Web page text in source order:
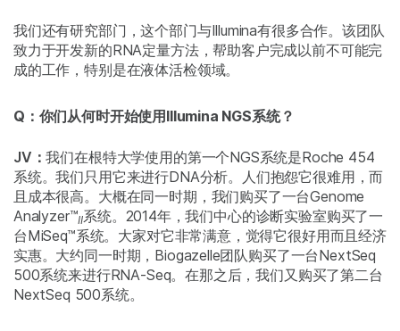
我们还有研究部门，这个部门与Illumina有很多合作。该团队
致力于开发新的RNA定量方法，帮助客户完成以前不可能完
成的工作，特别是在液体活检领域。
Q：你们从何时开始使用Illumina NGS系统？
JV：我们在根特大学使用的第一个NGS系统是Roche 454
系统。我们只用它来进行DNA分析。人们抱怨它很难用，而
且成本很高。大概在同一时期，我们购买了一台Genome
Analyzer™II系统。2014年，我们中心的诊断实验室购买了一
台MiSeq™系统。大家对它非常满意，觉得它很好用而且经济
实惠。大约同一时期，Biogazelle团队购买了一台NextSeq
500系统来进行RNA-Seq。在那之后，我们又购买了第二台
NextSeq 500系统。